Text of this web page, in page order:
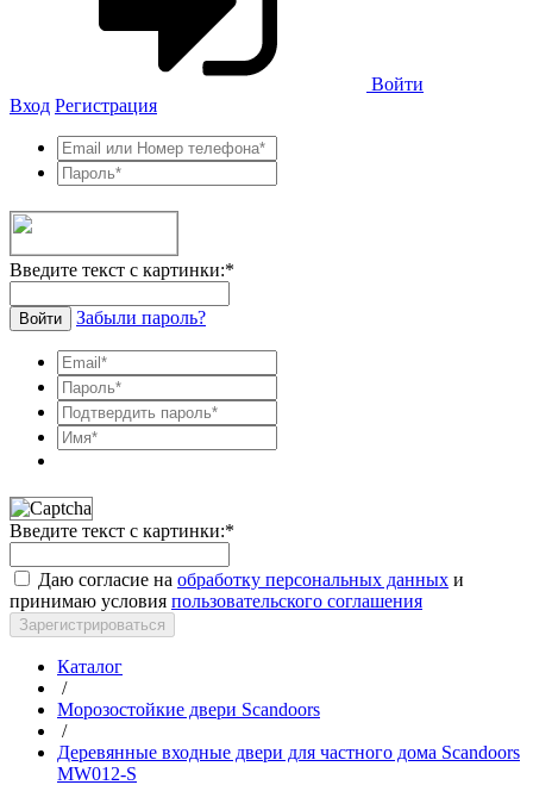
Войти
Вход Регистрация
Введите текст с картинки:*
Войти Забыли пароль?
Введите текст с картинки:*
Даю согласие на обработку персональных данных и
принимаю условия пользовательского соглашения
Зарегистрироваться
Каталог
/
Морозостойкие двери Scandoors
/
Деревянные входные двери для частного дома Scandoors
MW012-S